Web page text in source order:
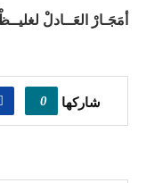
أمَجَـارْ العَــادلْ
شاركها 0